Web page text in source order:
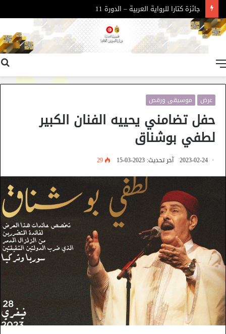
جائزة كتارا للرواية العربية – الدورة 11
عرض موسيقى ورقص
حفل تضامني يحييه الفنان الكبير
لطفي بوشناق
2023-02-24 آخر تحديث: 2023-03-15 29